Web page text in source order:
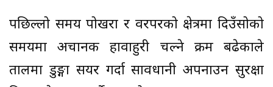
पछिल्लो समय पोखरा र वरपरको क्षेत्रमा दिउँसोको
समयमा अचानक हावाहुरी चल्ने क्रम बढेकाले
तालमा डुङ्गा सयर गर्दा सावधानी अपनाउन सुरक्षा